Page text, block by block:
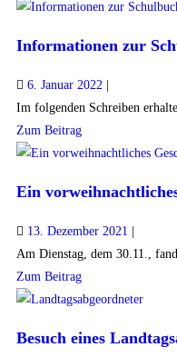
Informationen zur
6. Januar 2022
Im folgenden Schreiben
Zum Beitrag
Ein
13. Dezember 2021
Am Dienstag, dem 30.11.,
Zum Beitrag
Besuch eines